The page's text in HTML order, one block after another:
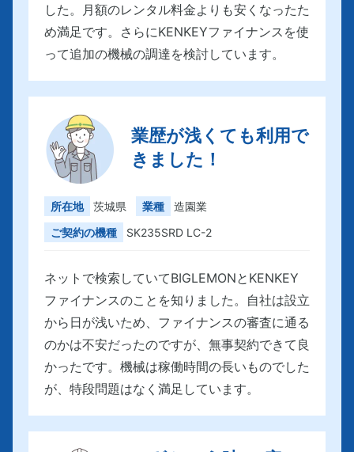
した。月額のレンタル料金よりも安くなったた
め満足です。さらにKENKEYファイナンスを使
って追加の機械の調達を検討しています。
業歴が浅くても利用で
きました！
所在地 茨城県 業種
造園業
ご契約の機種
SK235SRD LC-2
ネットで検索していてBIGLEMONとKENKEY
ファイナンスのことを知りました。自社は設立
から日が浅いため、ファイナンスの審査に通る
のかは不安だったのですが、無事契約できて良
かったです。機械は稼働時間の長いものでした
が、特段問題はなく満足しています。